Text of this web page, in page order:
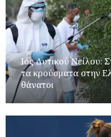
Ιός Δυτικού Νείλου:
τα κρούσματα στην
θάνατοι